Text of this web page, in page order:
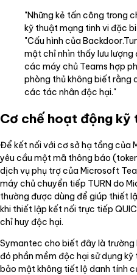
"Những kẻ tấn công trong
kỹ thuật mạng tinh vi đặc
"Cấu hình của
mật chỉ nhìn thấy lưu lượng
các máy chủ Teams hợp
phòng thủ không biết rằng
các tác nhân độc hại."
Cơ chế hoạt động kỹ
Để kết nối với cơ sở hạ tầng của
yêu cầu một mã thông báo
dịch vụ phụ trợ của Microsoft
máy chủ chuyển tiếp TURN do
thường được dùng để giúp thiết
khi thiết lập kết nối trực tiếp
chỉ huy độc hại.
Symantec cho biết đây là
đó phần mềm độc hại sử dụng
bảo mật không tiết lộ danh tính